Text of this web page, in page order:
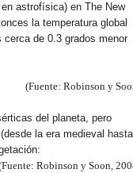
astrofísica) en The New
la temperatura global
de 0.3 grados menor
(Fuente: Robinson y
del planeta, pero
la era medieval hasta
Robinson y Soon,